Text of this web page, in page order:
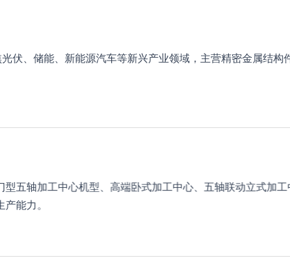
伏、储能、新能源汽车等新兴产业领域，主营精密金属结
五轴加工中心机型、高端卧式加工中心、五轴联动立式加
能力。